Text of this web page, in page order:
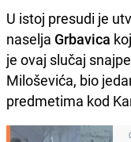
U istoj presudi je
naselja Grbavica
je ovaj slučaj
Miloševića, bio
predmetima kod